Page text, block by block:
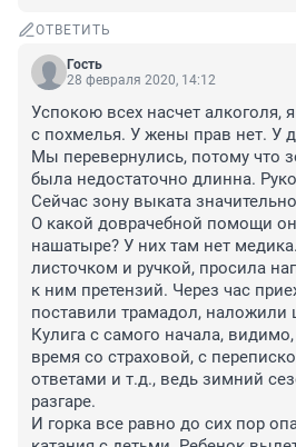
ОТВЕТИТЬ
Гость
28 февраля 2020, 14:12
Успокою всех насчет алкоголя,
с похмелья. У жены прав нет. У
Мы перевернулись, потому что
была недостаточно длинна.
Сейчас зону выката
О какой доврачебной помощи
нашатыре? У них там нет
листочком и ручкой, просила
к ним претензий. Через час
поставили трамадол, наложили
Кулига с самого начала,
время со страховой, с
ответами и т.д., ведь зимний
разгаре.
И горка все равно до сих пор